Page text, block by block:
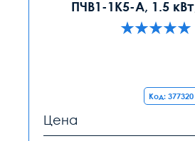
ПЧВ1-1К5-А, 1.5
Код: 377320
Цена